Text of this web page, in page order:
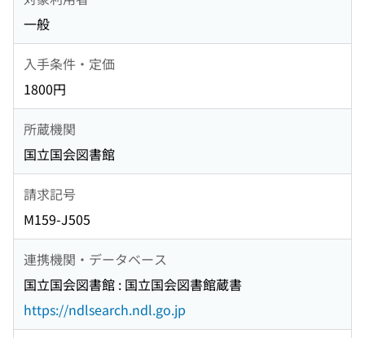
一般
入手条件・定価
1800円
所蔵機関
国立国会図書館
請求記号
M159-J505
連携機関・データベース
国立国会図書館 : 国立国会図書館蔵書
https://ndlsearch.ndl.go.jp